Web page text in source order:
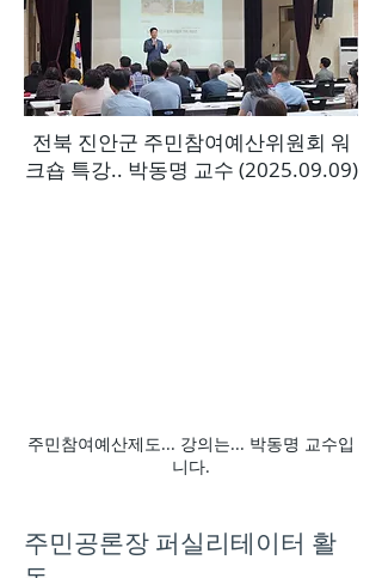
전북 진안군 주민참여예산위원회 워
크숍 특강.. 박동명 교수 (2025.09.09)
주민참여예산제도... 강의는... 박동명 교수입
니다.
주민공론장 퍼실리테이터 활